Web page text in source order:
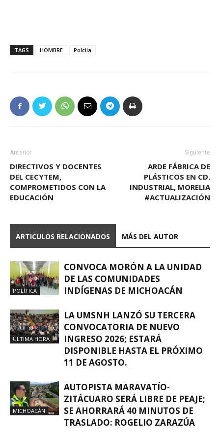
TAGS HOMBRE Polciia
Anterior
DIRECTIVOS Y DOCENTES
DEL CECYTEM,
COMPROMETIDOS CON LA
EDUCACIÓN
Siguiente
ARDE FÁBRICA DE
PLÁSTICOS EN CD.
INDUSTRIAL, MORELIA
#ACTUALIZACIÓN
ARTICULOS RELACIONADOS MÁS DEL AUTOR
POLÍTICA
CONVOCA MORÓN A LA UNIDAD
DE LAS COMUNIDADES
INDÍGENAS DE MICHOACÁN
ÚLTIMA HORA
LA UMSNH LANZÓ SU TERCERA
CONVOCATORIA DE NUEVO
INGRESO 2026; ESTARÁ
DISPONIBLE HASTA EL PRÓXIMO
11 DE AGOSTO.
MICHOACÁN
AUTOPISTA MARAVATÍO-
ZITÁCUARO SERÁ LIBRE DE PEAJE;
SE AHORRARÁ 40 MINUTOS DE
TRASLADO: ROGELIO ZARAZÚA